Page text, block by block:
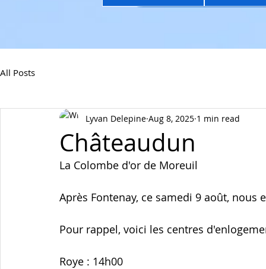
All Posts
Châteaudun
Lyvan Delepine Aug 8, 2025 1 min read
La Colombe d'or de Moreuil
Après Fontenay, ce samedi 9 août, nous
Pour rappel, voici les centres
Roye : 14h00